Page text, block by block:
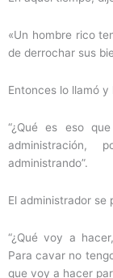
«Un hombre rico
de derrochar sus
Entonces lo llamó y
“¿Qué es eso
administración,
administrando”.
El administrador se
“¿Qué voy a
Para cavar no
que voy a hacer